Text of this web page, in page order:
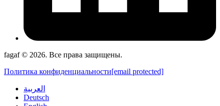
fagaf © 2026. Все права защищены.
Политика конфиденциальности[email protected]
العربية
Deutsch